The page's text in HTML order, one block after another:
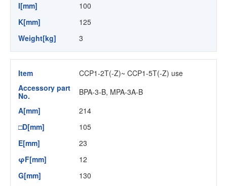
I[mm]
100
K[mm]
125
Weight[kg]
3
Item
CCP1-2T(-Z)~ CCP1-5T(-Z) use
Accessory part
No.
BPA-3-B, MPA-3A-B
A[mm]
214
□D[mm]
105
E[mm]
23
φF[mm]
12
G[mm]
130